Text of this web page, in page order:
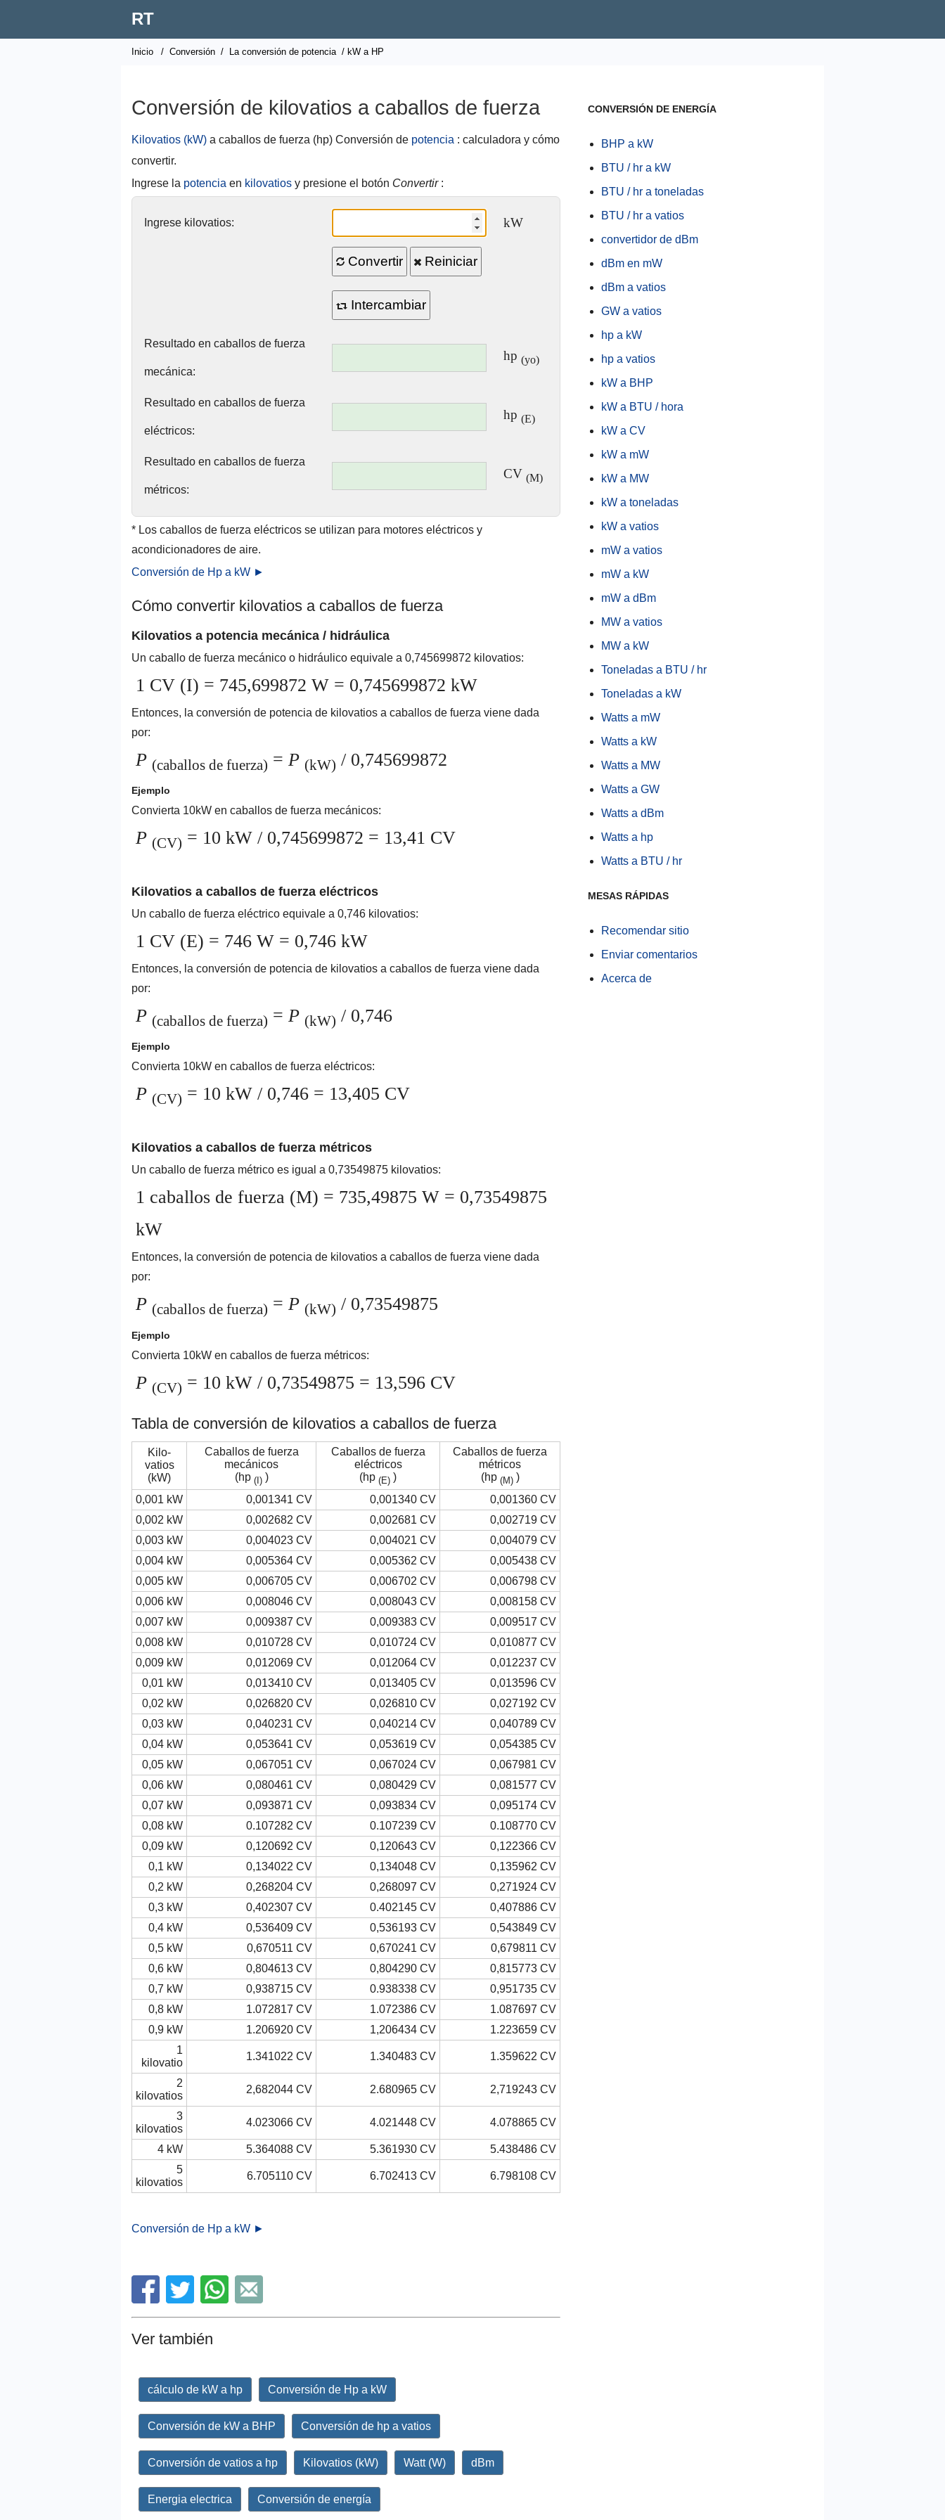
RT
Inicio / Conversión / La conversión de potencia / kW a HP
Conversión de kilovatios a caballos de fuerza
Kilovatios (kW) a caballos de fuerza (hp) Conversión de potencia : calculadora y cómo
convertir.
Ingrese la potencia en kilovatios y presione el botón Convertir:
Ingrese kilovatios: kW
Convertir Reiniciar
Intercambiar
Resultado en caballos de fuerza
mecánica:
hp (yo)
Resultado en caballos de fuerza
eléctricos:
hp (E)
Resultado en caballos de fuerza
métricos:
CV (M)
* Los caballos de fuerza eléctricos se utilizan para motores eléctricos y
acondicionadores de aire.
Conversión de Hp a kW ►
Cómo convertir kilovatios a caballos de fuerza
Kilovatios a potencia mecánica / hidráulica
Un caballo de fuerza mecánico o hidráulico equivale a 0,745699872 kilovatios:
1 CV (I) = 745,699872 W = 0,745699872 kW
Entonces, la conversión de potencia de kilovatios a caballos de fuerza viene dada
por:
P (caballos de fuerza) = P (kW) / 0,745699872
Ejemplo
Convierta 10kW en caballos de fuerza mecánicos:
P (CV) = 10 kW / 0,745699872 = 13,41 CV
Kilovatios a caballos de fuerza eléctricos
Un caballo de fuerza eléctrico equivale a 0,746 kilovatios:
1 CV (E) = 746 W = 0,746 kW
Entonces, la conversión de potencia de kilovatios a caballos de fuerza viene dada
por:
P (caballos de fuerza) = P (kW) / 0,746
Ejemplo
Convierta 10kW en caballos de fuerza eléctricos:
P (CV) = 10 kW / 0,746 = 13,405 CV
Kilovatios a caballos de fuerza métricos
Un caballo de fuerza métrico es igual a 0,73549875 kilovatios:
1 caballos de fuerza (M) = 735,49875 W = 0,73549875
kW
Entonces, la conversión de potencia de kilovatios a caballos de fuerza viene dada
por:
P (caballos de fuerza) = P (kW) / 0,73549875
Ejemplo
Convierta 10kW en caballos de fuerza métricos:
P (CV) = 10 kW / 0,73549875 = 13,596 CV
Tabla de conversión de kilovatios a caballos de fuerza
Kilo-
vatios
(kW)
Caballos de fuerza
mecánicos
(hp (I))
Caballos de fuerza
eléctricos
(hp (E) )
Caballos de fuerza
métricos
(hp (M))
0,001 kW
0,001341 CV 0,001340 CV
0,001360 CV
0,002 kW
0,002682 CV 0,002681 CV
0,002719 CV
0,003 kW
0,004023 CV 0,004021 CV
0,004079 CV
0,004 kW
0,005364 CV 0,005362 CV
0,005438 CV
0,005 kW
0,006705 CV 0,006702 CV
0,006798 CV
0,006 kW
0,008046 CV 0,008043 CV
0,008158 CV
0,007 kW
0,009387 CV 0,009383 CV
0,009517 CV
0,008 kW
0,010728 CV 0,010724 CV
0,010877 CV
0,009 kW
0,012069 CV 0,012064 CV
0,012237 CV
0,01 kW
0,013410 CV 0,013405 CV
0,013596 CV
0,02 kW
0,026820 CV 0,026810 CV
0,027192 CV
0,03 kW
0,040231 CV 0,040214 CV
0,040789 CV
0,04 kW
0,053641 CV 0,053619 CV
0,054385 CV
0,05 kW
0,067051 CV 0,067024 CV
0,067981 CV
0,06 kW
0,080461 CV 0,080429 CV
0,081577 CV
0,07 kW
0,093871 CV 0,093834 CV
0,095174 CV
0,08 kW
0.107282 CV 0.107239 CV
0.108770 CV
0,09 kW
0,120692 CV 0,120643 CV
0,122366 CV
0,1 kW
0,134022 CV 0,134048 CV
0,135962 CV
0,2 kW
0,268204 CV 0,268097 CV
0,271924 CV
0,3 kW
0,402307 CV 0.402145 CV
0,407886 CV
0,4 kW
0,536409 CV 0,536193 CV
0,543849 CV
0,5 kW
0,670511 CV 0,670241 CV
0,679811 CV
0,6 kW
0,804613 CV 0,804290 CV
0,815773 CV
0,7 kW
0,938715 CV 0.938338 CV
0,951735 CV
0,8 kW
1.072817 CV 1.072386 CV
1.087697 CV
0,9 kW
1.206920 CV 1,206434 CV
1.223659 CV
1
kilovatio
1.341022 CV 1.340483 CV 1.359622 CV
2
kilovatios
2,682044 CV 2.680965 CV 2,719243 CV
3
kilovatios
4.023066 CV 4.021448 CV 4.078865 CV
4 kW 5.364088 CV 5.361930 CV
5.438486 CV
5
kilovatios
6.705110 CV 6.702413 CV 6.798108 CV
Conversión de Hp a kW ►
Ver también
cálculo de kW a hp Conversión de Hp a kW
Conversión de kW a BHP Conversión de hp a vatios
Conversión de vatios a hp Kilovatios (kW) Watt (W) dBm
Energia electrica Conversión de energía
CONVERSIÓN DE ENERGÍA
BHP a kW
BTU / hr a kW
BTU / hr a toneladas
BTU / hr a vatios
convertidor de dBm
dBm en mW
dBm a vatios
GW a vatios
hp a kW
hp a vatios
kW a BHP
kW a BTU / hora
kW a CV
kW a mW
kW a MW
kW a toneladas
kW a vatios
mW a vatios
mW a kW
mW a dBm
MW a vatios
MW a kW
Toneladas a BTU / hr
Toneladas a kW
Watts a mW
Watts a kW
Watts a MW
Watts a GW
Watts a dBm
Watts a hp
Watts a BTU / hr
MESAS RÁPIDAS
Recomendar sitio
Enviar comentarios
Acerca de